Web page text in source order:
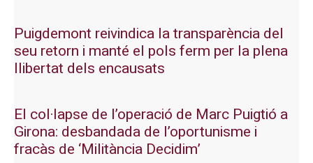
Puigdemont reivindica la transparència del
seu retorn i manté el pols ferm per la plena
llibertat dels encausats
El col·lapse de l’operació de Marc Puigtió a
Girona: desbandada de l’oportunisme i
fracàs de ‘Militància Decidim’